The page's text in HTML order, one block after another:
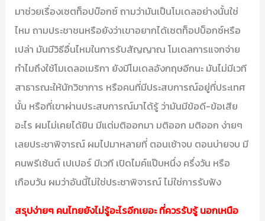
มาช่วยเรื่องเซตท็อปบ๊อกซ์ ถามว่ามันเป็นโมเดลอย่างนั้นใช่
ไหม ถามประชาชนหรือยังว่าเขาอยากได้เซตท็อปบ็อกซ์หรือ
เปล่า มันมีวิธีอื่นไหมในการรับสัญญาณ โมเดลการแจกจ่าย
ทำไมถึงใช้โมเดลอเมริกา ยังมีโมเดลอังกฤษอีกนะ มันไม่มีเวที
สาธารณะให้นักวิชาการ หรือคนที่มีประสบการณ์อยู่ที่ประเทศ
นั้น หรือที่เขาผ่านประสบการณ์มาได้รู้ ว่ามันมีข้อดี-ข้อเสีย
อะไร ผมไม่เคยได้ยิน มีแต่มติออกมา มติออก มติออก ง่ายๆ
เลยประชาพิจารณ์ ผมไปมาหลายที่ ตอนเช้าจบ ตอนบ่ายจบ มี
คนพรีเซ้นต์ เปเปอร์ มีเวที เปิดไมค์แป๊บหนึ่ง ครึ่งวัน หรือ
เกือบวัน ผมว่าอันนี้ไม่ใช่ประชาพิจารณ์ ไม่ใช่การรับฟัง
สรุปง่ายๆ คนไทยยังไม่รู้อะไรอีกเยอะ ที่ควรรับรู้ นอกเหนือ